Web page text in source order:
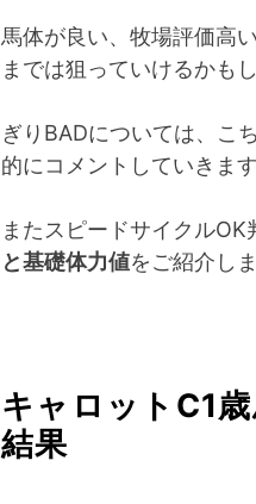
馬体が良い、牧場評価高
までは狙っていけるかも
ぎりBADについては、こ
的にコメントしていきます
またスピードサイクル
と基礎体力値をご紹介しま
キャロットC1
結果